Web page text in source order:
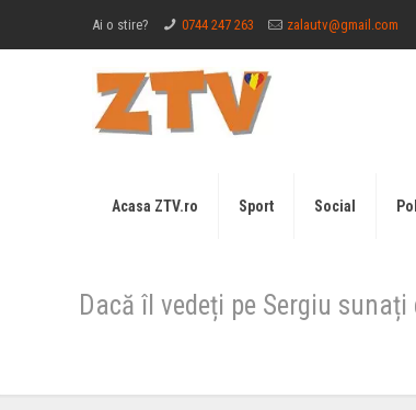
Ai o stire? 0744 247 263 zalautv@gmail.com
Acasa ZTV.ro Sport Social
Dacă îl vedeți pe Sergiu